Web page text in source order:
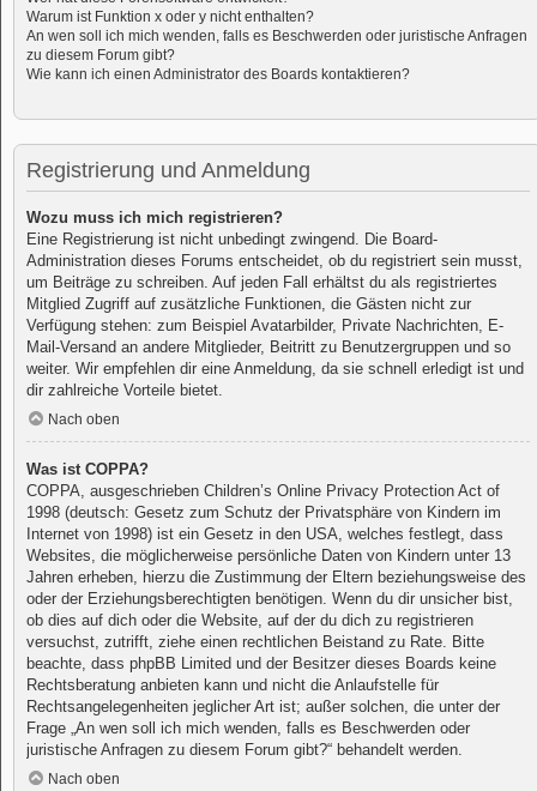
Warum ist Funktion x oder y nicht enthalten?
An wen soll ich mich wenden, falls es Beschwerden oder juristische Anfragen
zu diesem Forum gibt?
Wie kann ich einen Administrator des Boards kontaktieren?
Registrierung und Anmeldung
Wozu muss ich mich registrieren?
Eine Registrierung ist nicht unbedingt zwingend. Die Board-
Administration dieses Forums entscheidet, ob du registriert sein musst,
um Beiträge zu schreiben. Auf jeden Fall erhältst du als registriertes
Mitglied Zugriff auf zusätzliche Funktionen, die Gästen nicht zur
Verfügung stehen: zum Beispiel Avatarbilder, Private Nachrichten, E-
Mail-Versand an andere Mitglieder, Beitritt zu Benutzergruppen und so
weiter. Wir empfehlen dir eine Anmeldung, da sie schnell erledigt ist und
dir zahlreiche Vorteile bietet.
Nach oben
Was ist COPPA?
COPPA, ausgeschrieben Children’s Online Privacy Protection Act of
1998 (deutsch: Gesetz zum Schutz der Privatsphäre von Kindern im
Internet von 1998) ist ein Gesetz in den USA, welches festlegt, dass
Websites, die möglicherweise persönliche Daten von Kindern unter 13
Jahren erheben, hierzu die Zustimmung der Eltern beziehungsweise des
oder der Erziehungsberechtigten benötigen. Wenn du dir unsicher bist,
ob dies auf dich oder die Website, auf der du dich zu registrieren
versuchst, zutrifft, ziehe einen rechtlichen Beistand zu Rate. Bitte
beachte, dass phpBB Limited und der Besitzer dieses Boards keine
Rechtsberatung anbieten kann und nicht die Anlaufstelle für
Rechtsangelegenheiten jeglicher Art ist; außer solchen, die unter der
Frage „An wen soll ich mich wenden, falls es Beschwerden oder
juristische Anfragen zu diesem Forum gibt?“ behandelt werden.
Nach oben